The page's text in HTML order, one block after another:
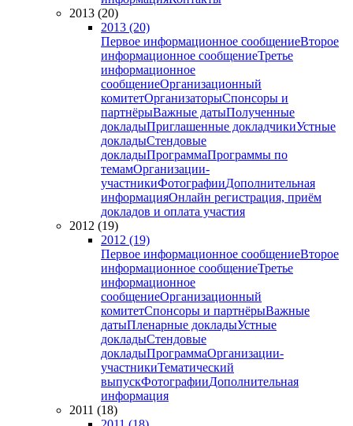
2013 (20)
2013 (20)
Первое информационное сообщениеВторое
информационное сообщениеТретье
информационное
сообщениеОрганизационный
комитетОрганизаторыСпонсоры и
партнёрыВажные датыПолученные
докладыПриглашенные докладчикиУстные
докладыСтендовые
докладыПрограммаПрограммы по
темамОрганизации-
участникиФотографииДополнительная
информацияОнлайн регистрация, приём
докладов и оплата участия
2012 (19)
2012 (19)
Первое информационное сообщениеВторое
информационное сообщениеТретье
информационное
сообщениеОрганизационный
комитетСпонсоры и партнёрыВажные
датыПленарные докладыУстные
докладыСтендовые
докладыПрограммаОрганизации-
участникиТематический
выпускФотографииДополнительная
информация
2011 (18)